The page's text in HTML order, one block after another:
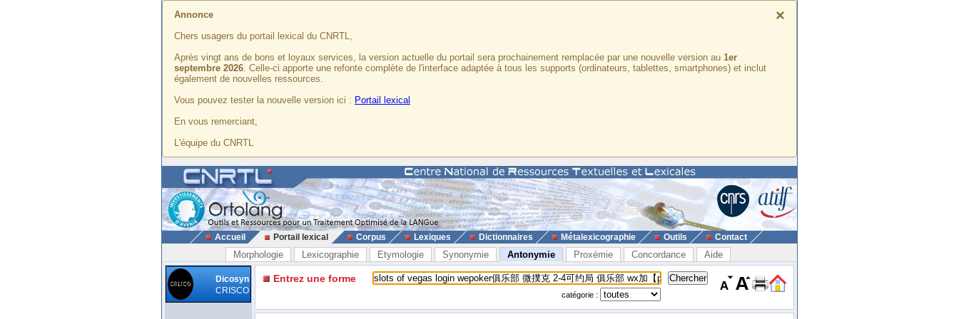
×
Annonce
Chers usagers du portail lexical du CNRTL,
Après vingt ans de bons et loyaux services, la version actuelle du portail sera prochainement remplacée par une nouvelle version au 1er
septembre 2026. Celle-ci apporte une refonte complète de l'interface adaptée à tous les supports (ordinateurs, tablettes, smartphones) et inclut
également de nouvelles ressources.
Vous pouvez tester la nouvelle version ici : Portail lexical
En vous remerciant,
L'équipe du CNRTL
Accueil Portail lexical Corpus Lexiques Dictionnaires Métalexicographie Outils Contact
Morphologie Lexicographie Etymologie Synonymie Antonymie Proxémie Concordance Aide
Dicosyn
CRISCO
Entrez une forme
catégorie :